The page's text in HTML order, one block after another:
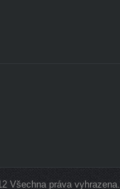
Všechna práva vyhrazena.